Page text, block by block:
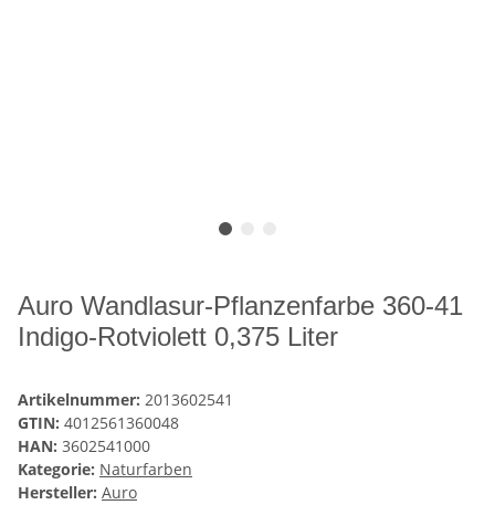
Auro Wandlasur-Pflanzenfarbe 360-41
Indigo-Rotviolett 0,375 Liter
Artikelnummer: 2013602541
GTIN: 4012561360048
HAN: 3602541000
Kategorie: Naturfarben
Hersteller: Auro